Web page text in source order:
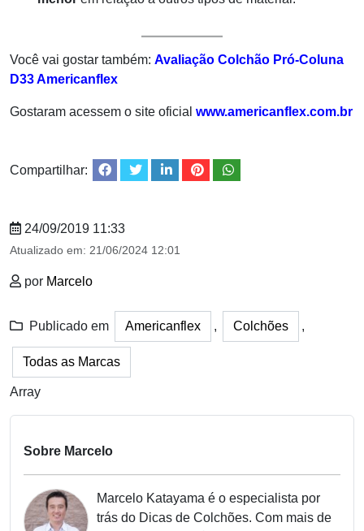
Você vai gostar também: Avaliação Colchão Pró-Coluna
D33 Americanflex
Gostaram acessem o site oficial www.americanflex.com.br
Compartilhar:
24/09/2019 11:33
Atualizado em: 21/06/2024 12:01
por Marcelo
Publicado em Americanflex , Colchões ,
Todas as Marcas
Array
Sobre Marcelo
Marcelo Katayama é o especialista por
trás do Dicas de Colchões. Com mais de